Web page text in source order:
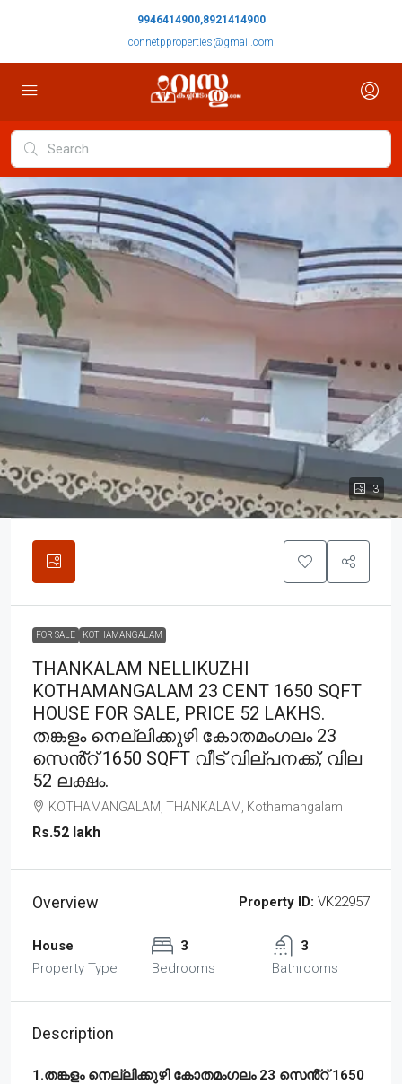
9946414900,8921414900
connetpproperties@gmail.com
3
FOR SALE KOTHAMANGALAM
THANKALAM NELLIKUZHI
KOTHAMANGALAM 23 CENT 1650 SQFT
HOUSE FOR SALE, PRICE 52 LAKHS.
തങ്കളം നെല്ലിക്കുഴി കോതമംഗലം 23
സെൻ്റ് 1650 SQFT വീട് വില്പനക്ക്, വില
52 ലക്ഷം.
KOTHAMANGALAM, THANKALAM, Kothamangalam
Rs.52 lakh
Overview Property ID: VK22957
House
Property Type
3
Bedrooms
3
Bathrooms
Description
1.തങ്കളം നെല്ലിക്കുഴി കോതമംഗലം 23 സെൻ്റ് 1650